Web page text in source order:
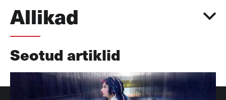
Allikad
Seotud artiklid